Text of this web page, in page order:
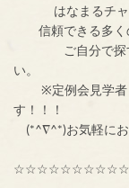
はなまるチャ
信頼できる多く
ご自分で探す
※定例会見学者
す
(*^∇^*)お気軽に